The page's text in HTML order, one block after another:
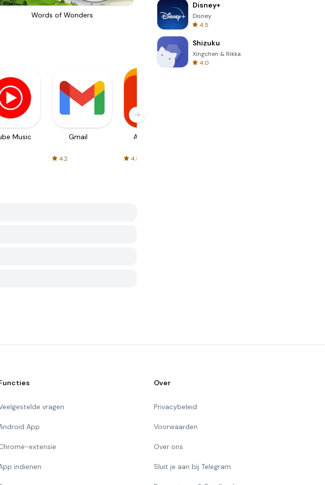
Words of Wonders Solitaire Klondike
Music Gmail
4.2
AliExpress
4.5
Disney+
Disney
4.5
Shizuku
Xingchen & Rikka
4.0
vragen
App
extensie
indienen
Over
Privacybeleid
Voorwaarden
Over ons
Sluit je aan bij Telegram